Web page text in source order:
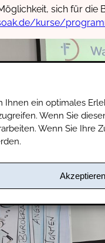
Ihnen ein optimales
Wenn Sie
Wenn Sie Ihre
Akzeptieren
sich für die
kurse/